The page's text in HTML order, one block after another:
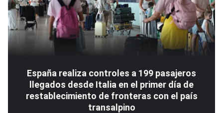
España realiza controles a 199 pasajeros
llegados desde Italia en el primer día de
restablecimiento de fronteras con el país
transalpino